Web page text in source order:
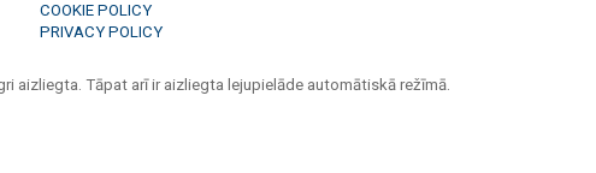
COOKIE POLICY
PRIVACY POLICY
aizliegta. Tāpat arī ir aizliegta lejupielāde automātiskā režīmā.